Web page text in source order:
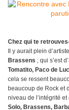
Chez qui te
Il y aurait plein
Brassens ; qui s’est
Tomatito, Paco de
cela se ressent
beaucoup de Rock et
niveau de l’intégrité
Solo, Brassens,